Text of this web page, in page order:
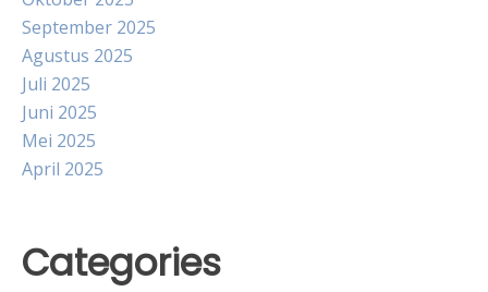
September 2025
Agustus 2025
Juli 2025
Juni 2025
Mei 2025
April 2025
Categories